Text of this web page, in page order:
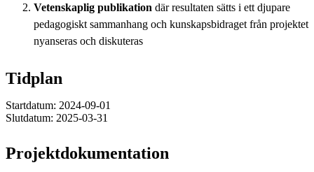
Vetenskaplig publikation där resultaten sätts i ett djupare
pedagogiskt sammanhang och kunskapsbidraget från projektet
nyanseras och diskuteras
Tidplan
Startdatum: 2024-09-01
Slutdatum: 2025-03-31
Projektdokumentation